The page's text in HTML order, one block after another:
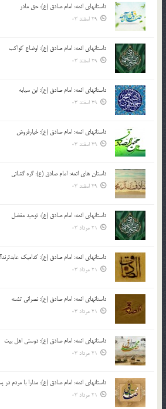
داستانهای ائمه: امام صادق (ع): حق مادر
29 اسفند 03
داستانهای ائمه: امام صادق (ع): اوضاع کواکب
29 اسفند 03
داستانهای ائمه: امام صادق (ع): ابن سیابه
29 اسفند 03
داستانهای ائمه: امام صادق (ع): خیارفروش
29 اسفند 03
داستان های ائمه: امام صادق (ع): گره گشائی
29 اسفند 03
داستانهای ائمه: امام صادق (ع): توحید مفضل
21 مرداد 03
داستانهای ائمه: امام صادق (ع): کدامیک عابدترند؟
21 مرداد 03
داستانهای ائمه: امام صادق (ع): نصرانی تشنه
21 مرداد 03
داستانهای ائمه: امام صادق (ع): دوستی اهل بیت
21 مرداد 03
داستانهای ائمه: امام صادق (ع): مدارا با مردم
21 مرداد 03